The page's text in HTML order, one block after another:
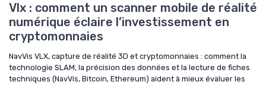
Vlx : comment un scanner mobile de réalité
numérique éclaire l’investissement en
cryptomonnaies
NavVis VLX, capture de réalité 3D et cryptomonnaies : comment la
technologie SLAM, la précision des données et la lecture de fiches
techniques (NavVis, Bitcoin, Ethereum) aident à mieux évaluer les